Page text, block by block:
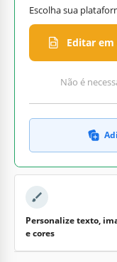
Escolha sua
Editar em
Não é
Personalize texto,
e cores